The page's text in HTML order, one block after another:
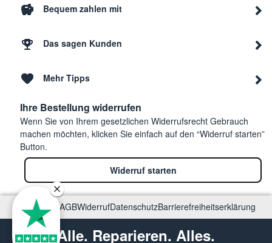
Bequem zahlen mit
Das sagen Kunden
Mehr Tipps
Ihre Bestellung widerrufen
Wenn Sie von Ihrem gesetzlichen Widerrufsrecht Gebrauch
machen möchten, klicken Sie einfach auf den “Widerruf starten”
Button.
Widerruf starten
ImpressumAGBWiderrufDatenschutzBarrierefreiheitserklärung
Alle. Reparieren. Alles.